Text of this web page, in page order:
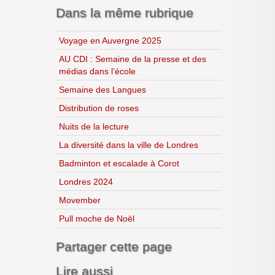
Dans la même rubrique
Voyage en Auvergne 2025
AU CDI : Semaine de la presse et des
médias dans l’école
Semaine des Langues
Distribution de roses
Nuits de la lecture
La diversité dans la ville de Londres
Badminton et escalade à Corot
Londres 2024
Movember
Pull moche de Noël
Partager cette page
Lire aussi